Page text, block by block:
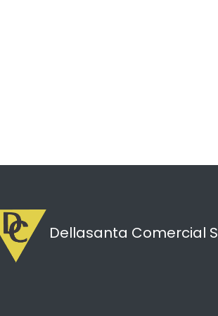
Dellasanta Comercial